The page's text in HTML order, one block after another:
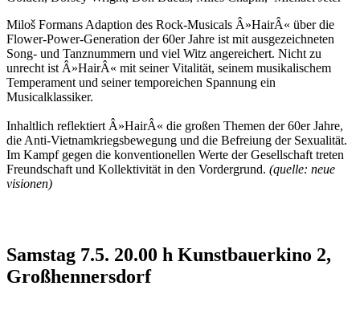
Miloš Formans Adaption des Rock-Musicals Â»HairÂ« über die
Flower-Power-Generation der 60er Jahre ist mit ausgezeichneten
Song- und Tanznummern und viel Witz angereichert. Nicht zu
unrecht ist Â»HairÂ« mit seiner Vitalität, seinem musikalischem
Temperament und seiner temporeichen Spannung ein
Musicalklassiker.
Inhaltlich reflektiert Â»HairÂ« die großen Themen der 60er Jahre,
die Anti-Vietnamkriegsbewegung und die Befreiung der Sexualität.
Im Kampf gegen die konventionellen Werte der Gesellschaft treten
Freundschaft und Kollektivität in den Vordergrund. (quelle: neue
visionen)
Samstag 7.5. 20.00 h Kunstbauerkino 2,
Großhennersdorf